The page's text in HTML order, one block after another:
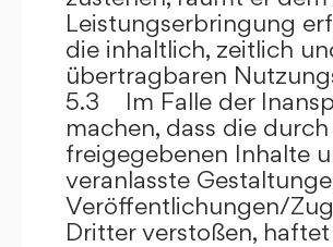
Leistungserbringung
die inhaltlich, zeitlich
übertragbaren
5.3 Im Falle der
machen, dass die
freigegebenen Inhalte
veranlasste
Veröffentlichungen/
Dritter verstoßen,